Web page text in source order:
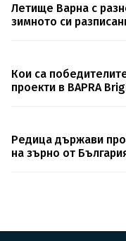
Летище Варна с
зимното си
Кои са
проекти в BAPRA
Редица държави
на зърно от